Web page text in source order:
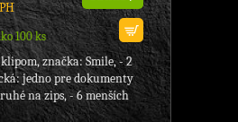
100 ks
značka: Smile, - 2
jedno pre dokumenty
na zips, - 6 menších